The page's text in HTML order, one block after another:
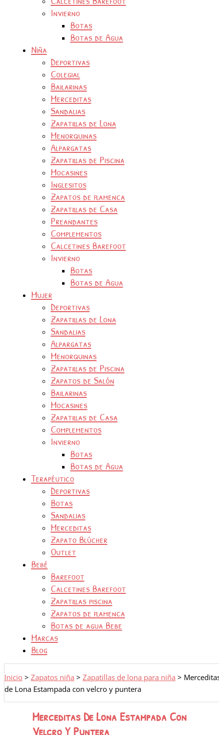
Invierno
Botas
Botas de Agua
Niña
Deportivas
Colegial
Bailarinas
Merceditas
Sandalias
Zapatillas de Lona
Menorquinas
Alpargatas
Zapatillas de Piscina
Mocasines
Inglesitos
Zapatos de flamenca
Zapatillas de Casa
Preandantes
Complementos
Calcetines Barefoot
Invierno
Botas
Botas de Agua
Mujer
Deportivas
Zapatillas de Lona
Sandalias
Alpargatas
Menorquinas
Zapatillas de Piscina
Zapatos de Salón
Bailarinas
Mocasines
Zapatillas de Casa
Complementos
Invierno
Botas
Botas de Agua
Terapéutico
Deportivas
Botas
Sandalias
Merceditas
Zapato Blúcher
Outlet
Bebé
Barefoot
Calcetines Barefoot
Zapatillas piscina
Zapatos de flamenca
Botas de agua Bebe
Marcas
Blog
Inicio > Zapatos niña > Zapatillas de lona para niña >
de Lona Estampada con velcro y puntera
Merceditas De Lona Estampada Con
Velcro Y Puntera